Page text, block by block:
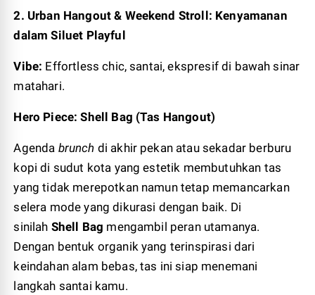
2. Urban Hangout & Weekend Stroll: Kenyamanan
dalam Siluet Playful
Vibe: Effortless chic, santai, ekspresif di bawah sinar
matahari.
Hero Piece: Shell Bag (Tas Hangout)
Agenda brunch di akhir pekan atau sekadar berburu
kopi di sudut kota yang estetik membutuhkan tas
yang tidak merepotkan namun tetap memancarkan
selera mode yang dikurasi dengan baik. Di
sinilah Shell Bag mengambil peran utamanya.
Dengan bentuk organik yang terinspirasi dari
keindahan alam bebas, tas ini siap menemani
langkah santai kamu.